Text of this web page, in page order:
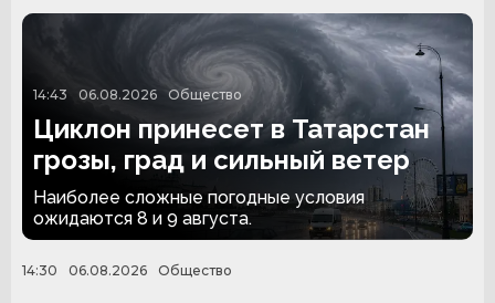
14:43 06.08.2026 Общество
Циклон принесет в Татарстан
грозы, град и сильный ветер
Наиболее сложные погодные условия
ожидаются 8 и 9 августа.
14:30 06.08.2026 Общество